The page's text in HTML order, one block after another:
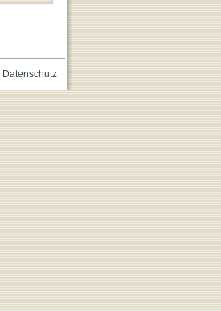
Datenschutz